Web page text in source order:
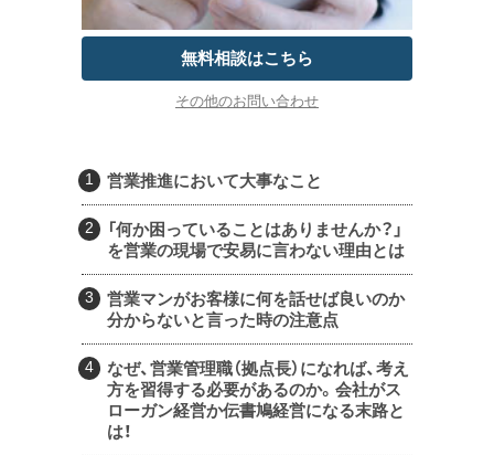
無料相談はこちら
その他のお問い合わせ
営業推進において大事なこと
「何か困っていることはありませんか？」
を営業の現場で安易に言わない理由とは
営業マンがお客様に何を話せば良いのか
分からないと言った時の注意点
なぜ、営業管理職（拠点長）になれば、考え
方を習得する必要があるのか。会社がス
ローガン経営か伝書鳩経営になる末路と
は！